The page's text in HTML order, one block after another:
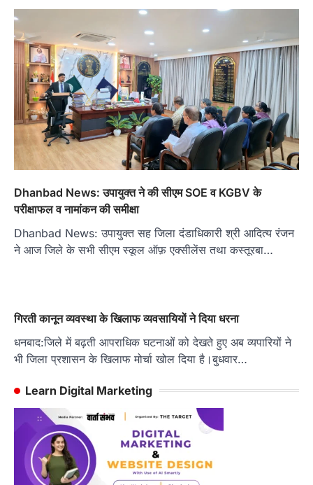
Dhanbad News: उपायुक्त ने की सीएम SOE व KGBV के
परीक्षाफल व नामांकन की समीक्षा
Dhanbad News: उपायुक्त सह जिला दंडाधिकारी श्री आदित्य रंजन
ने आज जिले के सभी सीएम स्कूल ऑफ़ एक्सीलेंस तथा कस्तूरबा…
गिरती कानून व्यवस्था के खिलाफ व्यवसायियों ने दिया धरना
धनबाद:जिले में बढ़ती आपराधिक घटनाओं को देखते हुए अब व्यपारियों ने
भी जिला प्रशासन के खिलाफ मोर्चा खोल दिया है।बुधवार…
Learn Digital Marketing